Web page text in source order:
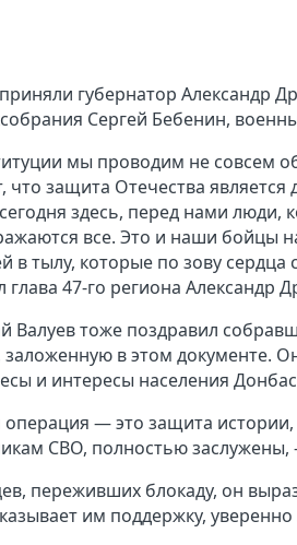
губернатор Александр
Сергей Бебенин,
мы проводим не совсем
что защита Отечества
здесь, перед нами люди,
все. Это и наши бойцы
в тылу, которые по зову сердца
47-го региона Александр
Валуев тоже поздравил
в этом документе.
и интересы населения
— это защита
СВО, полностью
переживших блокаду, он
им поддержку,